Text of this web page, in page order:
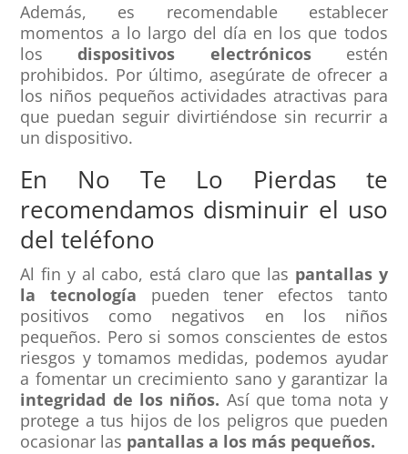
Además, es recomendable establecer
momentos a lo largo del día en los que todos
losdispositivos electrónicosestén
prohibidos. Por último, asegúrate de ofrecer a
los niños pequeños actividades atractivas para
que puedan seguir divirtiéndose sin recurrir a
un dispositivo.
En No Te Lo Pierdas te
recomendamos disminuir el uso
del teléfono
Al fin y al cabo, está claro que las pantallas y
la tecnología pueden tener efectos tanto
positivos como negativos en los niños
pequeños. Pero si somos conscientes de estos
riesgos y tomamos medidas, podemos ayudar
a fomentar un crecimiento sano y garantizar la
integridad de los niños. Así que toma nota y
protege a tus hijos de los peligros que pueden
ocasionar las pantallas a los más pequeños.